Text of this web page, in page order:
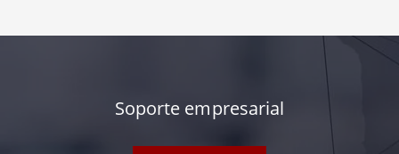
Soporte empresarial